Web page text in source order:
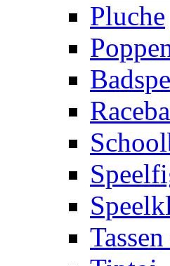
Pluche